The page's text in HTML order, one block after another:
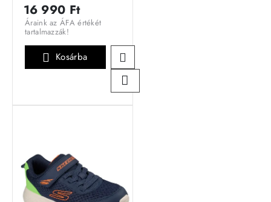
16 990 Ft
Áraink az ÁFA értékét
tartalmazzák!
Kosárba